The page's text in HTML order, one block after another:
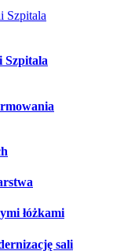
Szpitala
łóżkami
sali